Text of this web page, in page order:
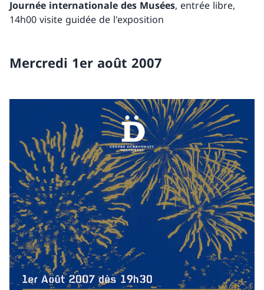
Journée internationale des Musées, entrée libre,
14h00 visite guidée de l'exposition
Mercredi 1er août 2007